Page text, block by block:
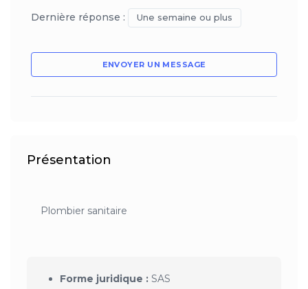
Dernière réponse : Une semaine ou plus
ENVOYER UN MESSAGE
Présentation
Plombier sanitaire
Forme juridique : SAS